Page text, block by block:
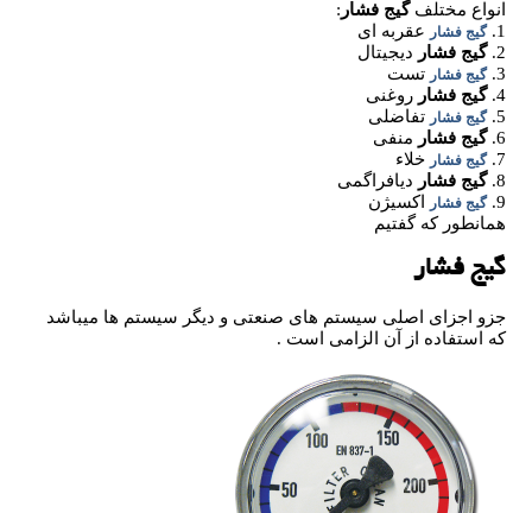
انواع مختلفگیج فشار :
1.
گیج فشار عقربه ای
2. گیج فشار دیجیتال
3.
گیج فشار تست
4. گیج فشار روغنی
5.
گیج فشار تفاضلی
6. گیج فشار منفی
7.
گیج فشار خلاء
8. گیج فشار دیافراگمی
9.
گیج فشار
اکسیژن
همانطور که گفتیم
گیج فشار
جزو اجزای اصلی سیستم های صنعتی و دیگر سیستم ها میباشد
که استفاده از آن الزامی است .